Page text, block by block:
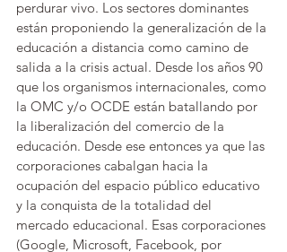
perdurar vivo. Los sectores dominantes
están proponiendo la generalización de la
educación a distancia como camino de
salida a la crisis actual. Desde los años 90
que los organismos internacionales, como
la OMC y/o OCDE están batallando por
la liberalización del comercio de la
educación. Desde ese entonces ya que las
corporaciones cabalgan hacia la
ocupación del espacio público educativo
y la conquista de la totalidad del
mercado educacional. Esas corporaciones
(Google, Microsoft, Facebook, por